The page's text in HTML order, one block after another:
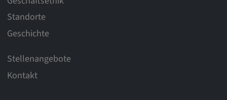
Standorte
Geschichte
Stellenangebote
Kontakt